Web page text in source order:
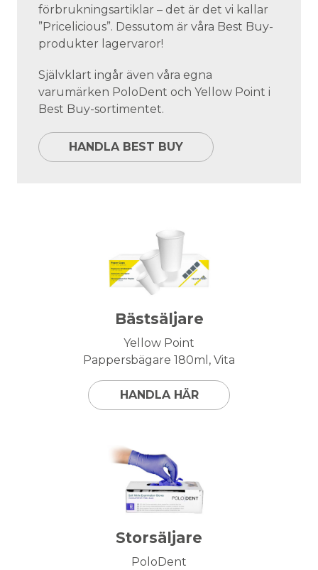
förbrukningsartiklar – det är det vi kallar
”Pricelicious”. Dessutom är våra Best Buy-
produkter lagervaror!
Självklart ingår även våra egna
varumärken PoloDent och Yellow Point i
Best Buy-sortimentet.
HANDLA BEST BUY
Bästsäljare
Yellow Point
Pappersbägare 180ml, Vita
HANDLA HÄR
Storsäljare
PoloDent